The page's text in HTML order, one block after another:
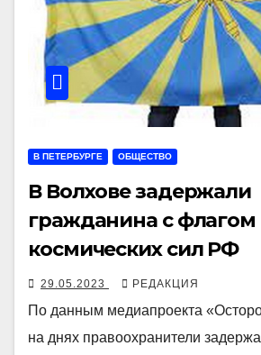
В ПЕТЕРБУРГЕ ОБЩЕСТВО
В Волхове задержали
гражданина с флагом
космических сил РФ
29.05.2023 РЕДАКЦИЯ
По данным медиапроекта
на днях правоохранители